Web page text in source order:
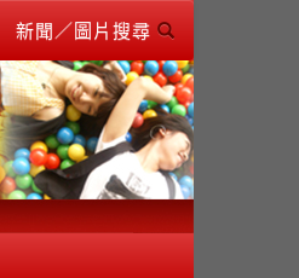
新聞／圖片搜尋